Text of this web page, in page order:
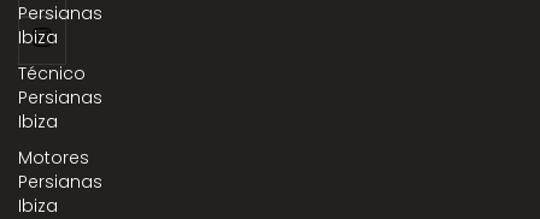
Persianas
Ibiza
Técnico
Persianas
Ibiza
Motores
Persianas
Ibiza